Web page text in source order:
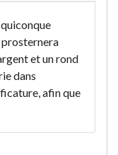
prosternera
et un rond
dans
afin que